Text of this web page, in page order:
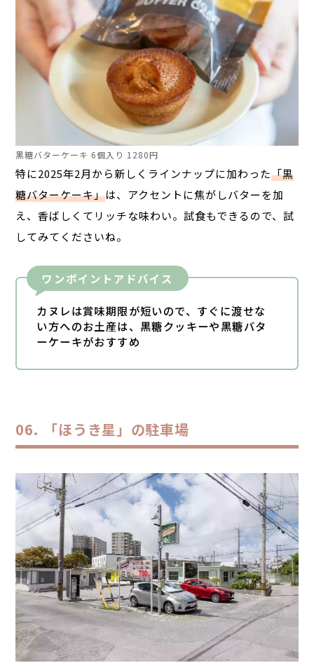
黒糖バターケーキ 6個入り 1280円
特に2025年2月から新しくラインナップに加わった「黒
糖バターケーキ」は、アクセントに焦がしバターを加
え、香ばしくてリッチな味わい。試食もできるので、試
してみてくださいね。
ワンポイントアドバイス
カヌレは賞味期限が短いので、すぐに渡せな
い方へのお土産は、黒糖クッキーや黒糖バタ
ーケーキがおすすめ
「ほうき星」の駐車場